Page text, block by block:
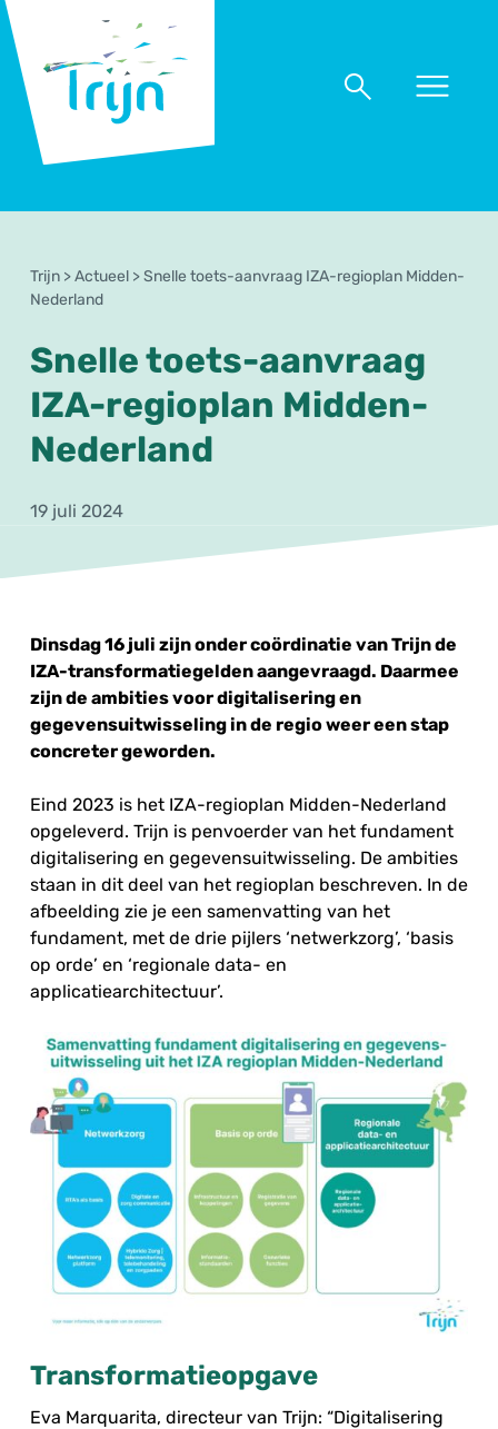
Trijn
Naar
Naar
Trijn >Actueel >Snelle toets-aanvraag IZA-regioplan Midden-
Nederland
Snelle toets-aanvraag
IZA-regioplan Midden-
Nederland
19 juli 2024
Dinsdag 16 juli zijn onder coördinatie van Trijn de
IZA-transformatiegelden aangevraagd. Daarmee
zijn de ambities voor digitalisering en
gegevensuitwisseling in de regio weer een stap
concreter geworden.
Eind 2023 is het IZA-regioplan Midden-Nederland
opgeleverd. Trijn is penvoerder van het fundament
digitalisering en gegevensuitwisseling. De ambities
staan in dit deel van het regioplan beschreven. In de
afbeelding zie je een samenvatting van het
fundament, met de drie pijlers ‘netwerkzorg’, ‘basis
op orde’ en ‘regionale data- en
applicatiearchitectuur’.
Transformatieopgave
Eva Marquarita, directeur van Trijn: “Digitalisering